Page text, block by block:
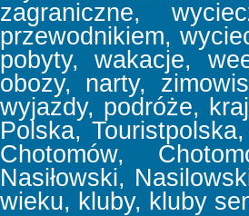
zagraniczne,
przewodnikiem,
pobyty, wakacje,
obozy, narty,
wyjazdy, podróże,
Polska,
Chotomów,
Nasiłowski,
wieku, kluby, kluby